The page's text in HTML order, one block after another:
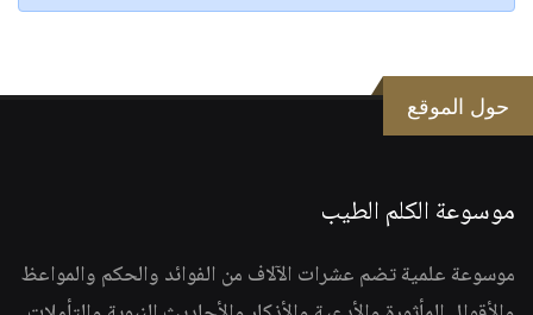
حول الموقع
موسوعة الكلم الطيب
موسوعة علمية تضم عشرات الآلاف من الفوائد والحكم والمواعظ